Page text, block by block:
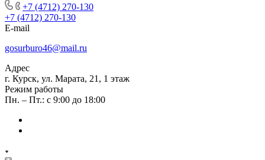
+7 (4712) 270-130
+7 (4712) 270-130
E-mail
gosurburo46@mail.ru
Адрес
г. Курск, ул. Марата, 21, 1 этаж
Режим работы
Пн. – Пт.: с 9:00 до 18:00